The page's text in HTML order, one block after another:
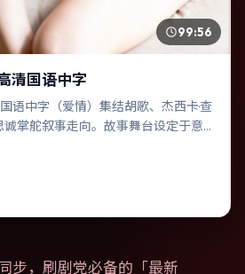
99:56
清国语中字
语中字（爱情）集结胡歌、杰西卡·查
掌舵叙事走向。故事舞台设定于意
展开连锁反应；配乐与色彩高度服
寻味。
步，刷剧党必备的「最新